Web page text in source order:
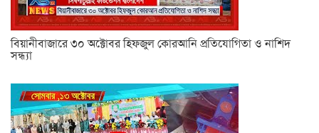
বিয়ানীবাজারে ৩০ অক্টোবর হিফজুল কোরআনি প্রতিযোগিতা ও নাশিদ
সন্ধ্যা